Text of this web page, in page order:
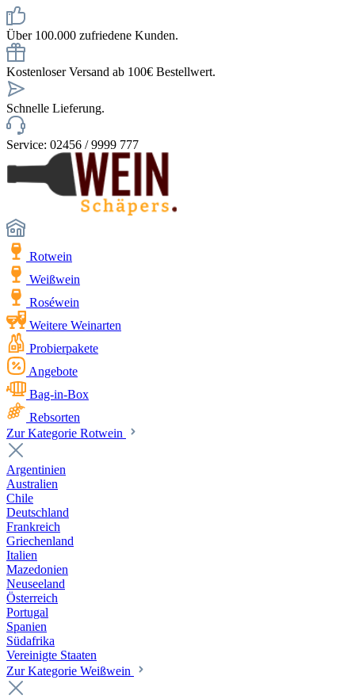
Über 100.000 zufriedene Kunden.
Kostenloser Versand ab 100€ Bestellwert.
Schnelle Lieferung.
Service: 02456 / 9999 777
Rotwein
Weißwein
Roséwein
Weitere Weinarten
Probierpakete
Angebote
Bag-in-Box
Rebsorten
Zur Kategorie Rotwein
Argentinien
Australien
Chile
Deutschland
Frankreich
Griechenland
Italien
Mazedonien
Neuseeland
Österreich
Portugal
Spanien
Südafrika
Vereinigte Staaten
Zur Kategorie Weißwein